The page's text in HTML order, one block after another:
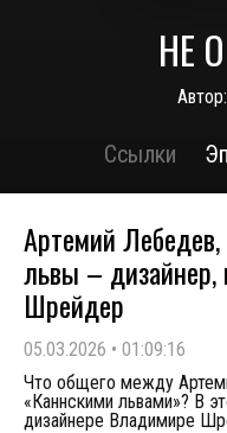
НЕ
Автор:
Ссылки
Артемий
львы –
Шрейдер
05.03.2026 • 01:09:16
Что общего между
«Каннскими львами»? В
дизайнере Владимире